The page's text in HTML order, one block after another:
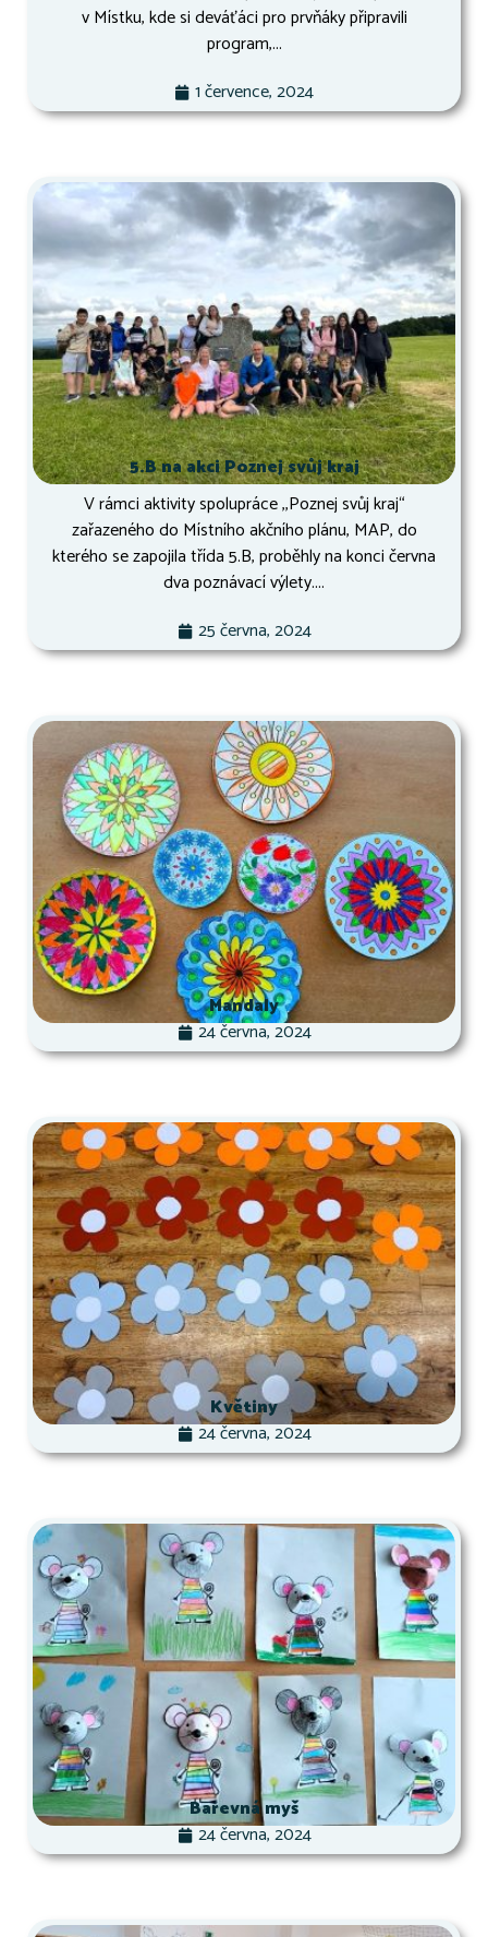
v Místku, kde si deváťáci pro prvňáky připravili
program,...
1 července, 2024
5.B na akci Poznej svůj kraj
V rámci aktivity spolupráce ,,Poznej svůj kraj“
zařazeného do Místního akčního plánu, MAP, do
kterého se zapojila třída 5.B, proběhly na konci června
dva poznávací výlety....
25 června, 2024
Mandaly
24 června, 2024
Květiny
24 června, 2024
Barevná myš
24 června, 2024